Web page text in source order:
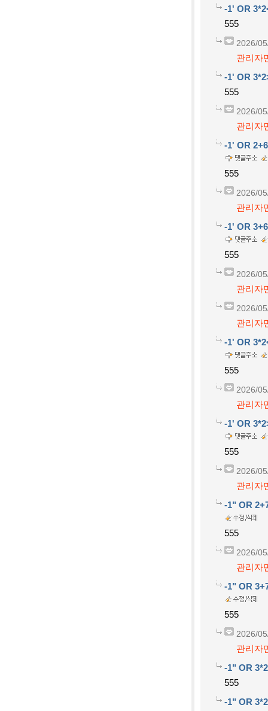
-1' OR
555
2026/
관리자
-1' OR
555
2026/
관리자
-1' OR
555
2026/
관리자
-1' OR
555
2026/
관리자
2026/
관리자
-1' OR
555
2026/
관리자
-1' OR
555
2026/
관리자
-1" OR
555
2026/
관리자
-1" OR
555
2026/
관리자
-1" OR
555
-1" OR